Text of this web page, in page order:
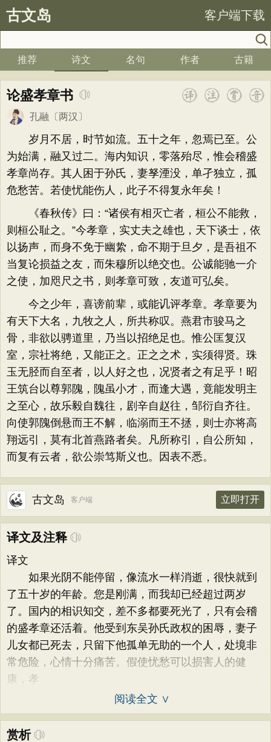
古文岛 客户端下载
推荐 诗文 名句 作者 古籍
论盛孝章书
孔融 〔两汉〕
岁月不居，时节如流。五十之年，忽焉已至。公
为始满，融又过二。海内知识，零落殆尽，惟会稽盛
孝章尚存。其人困于孙氏，妻孥湮没，单孑独立，孤
危愁苦。若使忧能伤人，此子不得复永年矣！
《春秋传》曰：“诸侯有相灭亡者，桓公不能救，
则桓公耻之。”今孝章，实丈夫之雄也，天下谈士，依
以扬声，而身不免于幽絷，命不期于旦夕，是吾祖不
当复论损益之友，而朱穆所以绝交也。公诚能驰一介
之使，加咫尺之书，则孝章可致，友道可弘矣。
今之少年，喜谤前辈，或能讥评孝章。孝章要为
有天下大名，九牧之人，所共称叹。燕君市骏马之
骨，非欲以骋道里，乃当以招绝足也。惟公匡复汉
室，宗社将绝，又能正之。正之之术，实须得贤。珠
玉无胫而自至者，以人好之也，况贤者之有足乎！昭
王筑台以尊郭隗，隗虽小才，而逢大遇，竟能发明主
之至心，故乐毅自魏往，剧辛自赵往，邹衍自齐往。
向使郭隗倒悬而王不解，临溺而王不拯，则士亦将高
翔远引，莫有北首燕路者矣。凡所称引，自公所知，
而复有云者，欲公崇笃斯义也。因表不悉。
古文岛 客户端 立即打开
译文及注释
译文
如果光阴不能停留，像流水一样消逝，很快就到
了五十岁的年龄。您是刚满，而我却已经超过两岁
了。国内的相识知交，差不多都要死光了，只有会稽
的盛孝章还活着。他受到东吴孙氏政权的困辱，妻子
儿女都已死去，只留下他孤单无助的一个人，处境非
常危险，心情十分痛苦。假使忧愁可以损害人的健
康，孝
阅读全文 ∨
赏析